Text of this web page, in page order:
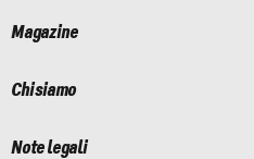
Magazine
Chi siamo
Note legali